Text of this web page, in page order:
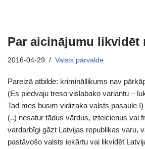
Par aicinājumu likvidēt
2016-04-29 Valsts pārvalde
Pareizā atbilde: krimināllikums nav
(Es piedvaju treso vislabako variantu –
Tad mes busim vidizaka valsts pasaule
(..) nesatur tādus vārdus, izteicienus vai
vardarbīgi gāzt Latvijas republikas varu,
pastāvošo valsts iekārtu vai likvidēt